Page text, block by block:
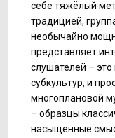
себе тяжёлый
традицией,
необычайно
представляет
слушателей –
субкультур, и
многоплановой
– образцы
насыщенные